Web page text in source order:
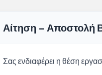
Αίτηση - Αποστολή
Σας ενδιαφέρει η θέση